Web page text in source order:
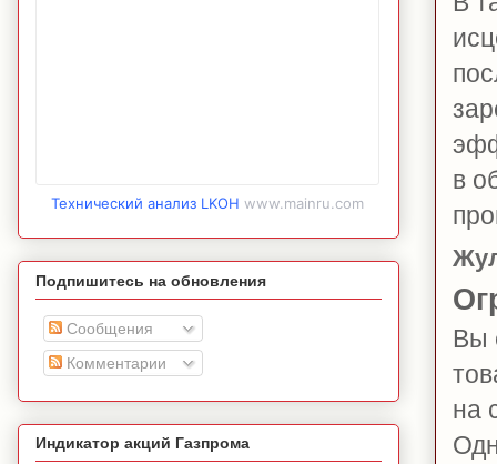
в
Вы
на
Технический анализ LKOH www.mainru.com
Подпишитесь на обновления
Сообщения
Комментарии
Индикатор акций Газпрома